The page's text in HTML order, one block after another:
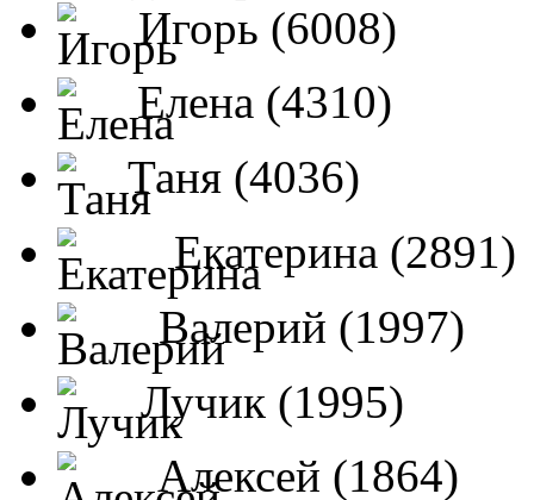
Игорь (6008)
Елена (4310)
Таня (4036)
Екатерина (2891)
Валерий (1997)
Лучик (1995)
Алексей (1864)